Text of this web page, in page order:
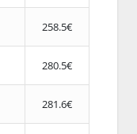
258.5€
280.5€
281.6€